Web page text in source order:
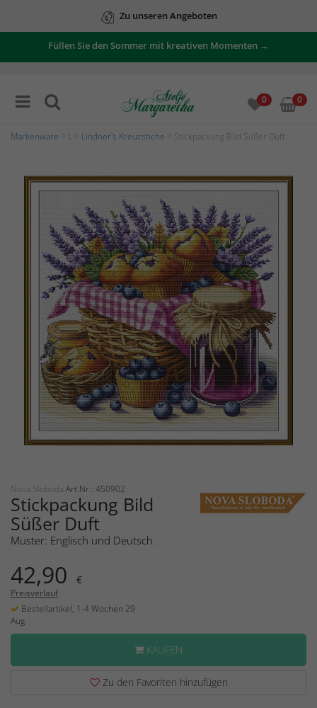
Zu unseren Angeboten
60 Tage offener Kauf – einfach und unkompliziert
Füllen Sie den Sommer mit kreativen Momenten →
0 0
Markenware L Lindner's Kreuzstiche > Stickpackung Bild Süßer Duft
Nova Sloboda Art.Nr.: 450902
Stickpackung Bild
Süßer Duft
Muster: Englisch und Deutsch.
42,90 €
Preisverlauf
Bestellartikel, 1-4 Wochen 29
Aug
KAUFEN
Zu den Favoriten hinzufügen